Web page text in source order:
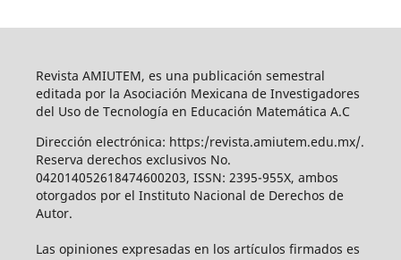
Revista AMIUTEM, es una publicación semestral
editada por la Asociación Mexicana de Investigadores
del Uso de Tecnología en Educación Matemática A.C
Dirección electrónica: https:/revista.amiutem.edu.mx/.
Reserva derechos exclusivos No.
042014052618474600203, ISSN: 2395-955X, ambos
otorgados por el Instituto Nacional de Derechos de
Autor.
Las opiniones expresadas en los artículos firmados es